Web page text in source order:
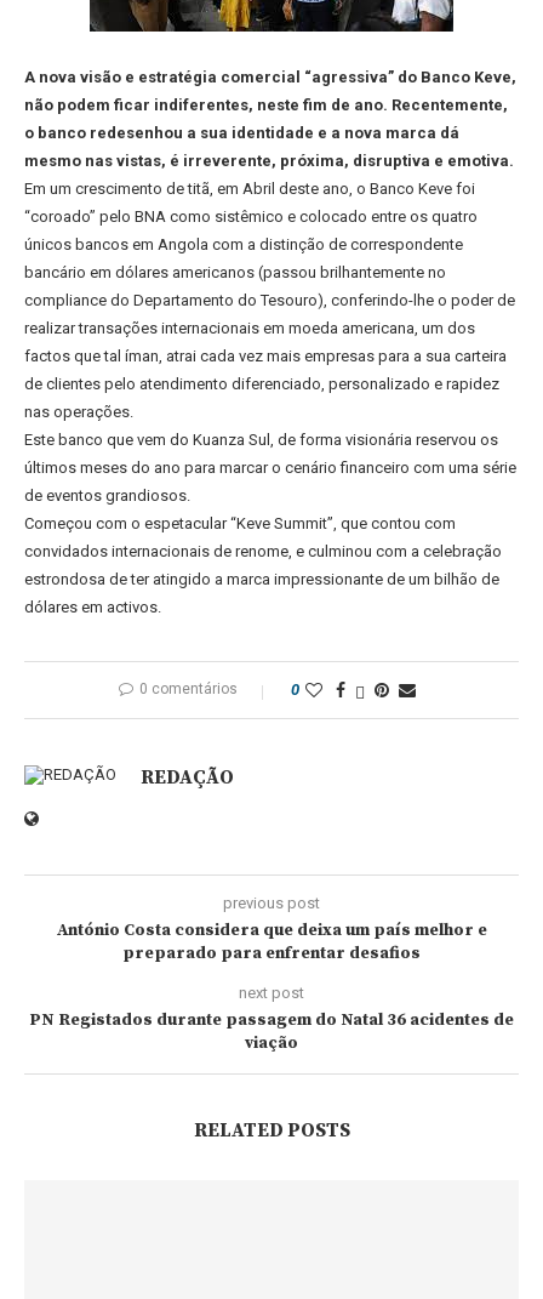
A nova visão e estratégia comercial “agressiva” do Banco Keve,
não podem ficar indiferentes, neste fim de ano. Recentemente,
o banco redesenhou a sua identidade e a nova marca dá
mesmo nas vistas, é irreverente, próxima, disruptiva e emotiva.
Em um crescimento de titã, em Abril deste ano, o Banco Keve foi
“coroado” pelo BNA como sistêmico e colocado entre os quatro
únicos bancos em Angola com a distinção de correspondente
bancário em dólares americanos (passou brilhantemente no
compliance do Departamento do Tesouro), conferindo-lhe o poder de
realizar transações internacionais em moeda americana, um dos
factos que tal íman, atrai cada vez mais empresas para a sua carteira
de clientes pelo atendimento diferenciado, personalizado e rapidez
nas operações.
Este banco que vem do Kuanza Sul, de forma visionária reservou os
últimos meses do ano para marcar o cenário financeiro com uma série
de eventos grandiosos.
Começou com o espetacular “Keve Summit”, que contou com
convidados internacionais de renome, e culminou com a celebração
estrondosa de ter atingido a marca impressionante de um bilhão de
dólares em activos.
0 comentários 0
REDAÇÃO
previous post
António Costa considera que deixa um país melhor e
preparado para enfrentar desafios
next post
PN Registados durante passagem do Natal 36 acidentes de
viação
RELATED POSTS